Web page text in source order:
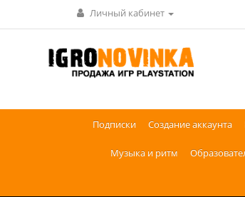
Личный кабинет
Подписки Создание аккаунта
Музыка и ритм